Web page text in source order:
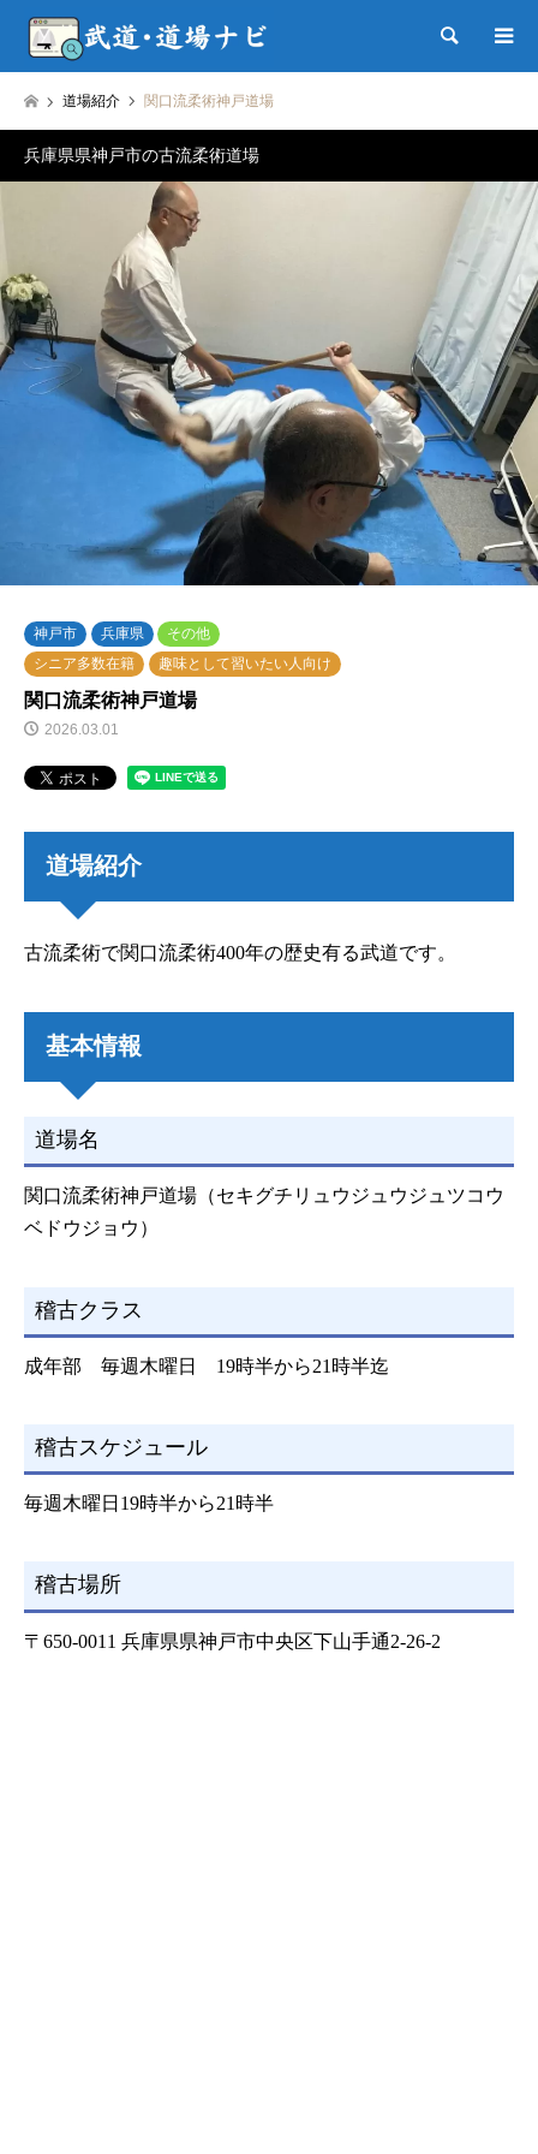
検索
道場紹介 関口流柔術神戸道場
兵庫県県神戸市の古流柔術道場
神戸市 兵庫県
その他
シニア多数在籍
趣味として習いたい人向け
関口流柔術神戸道場
2026.03.01
道場紹介
古流柔術で関口流柔術400年の歴史有る武道です。
基本情報
道場名
関口流柔術神戸道場（セキグチリュウジュウジュツコウ
ベドウジョウ）
稽古クラス
成年部 毎週木曜日 19時半から21時半迄
稽古スケジュール
毎週木曜日19時半から21時半
稽古場所
〒650-0011 兵庫県県神戸市中央区下山手通2-26-2